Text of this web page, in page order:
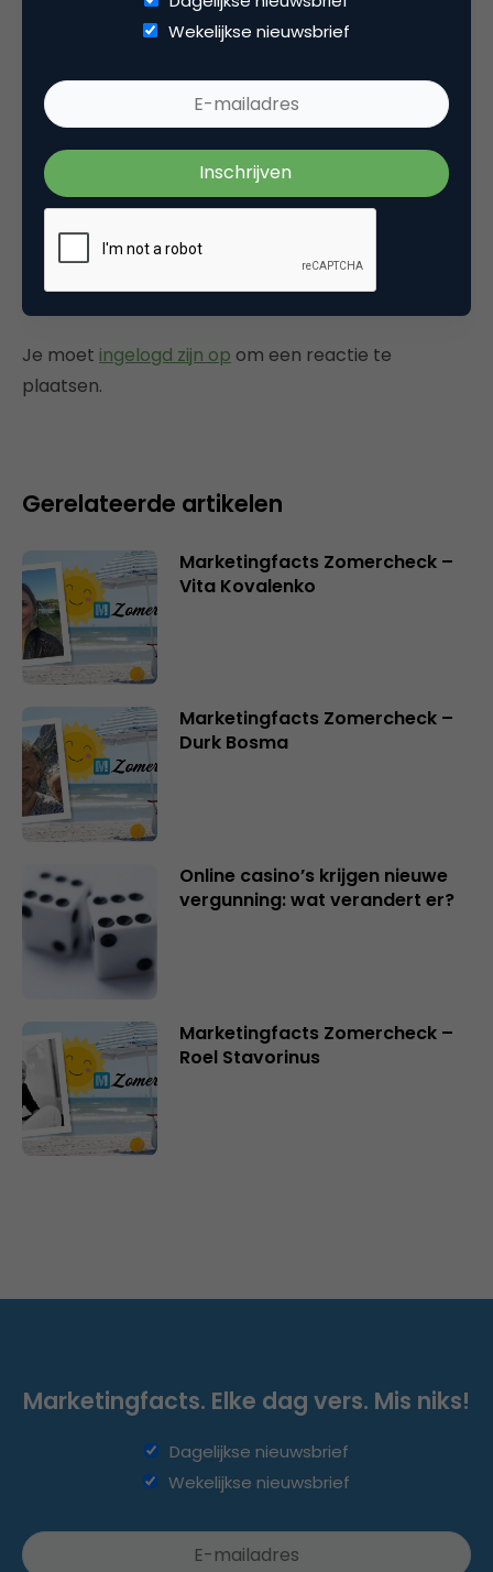
Media
Tags
linkedin
Plaats reactie
Je moet ingelogd zijn op om een reactie te
plaatsen.
Gerelateerde artikelen
Marketingfacts Zomercheck –
Vita Kovalenko
Marketingfacts Zomercheck –
Durk Bosma
Online casino’s krijgen nieuwe
vergunning: wat verandert er?
Marketingfacts Zomercheck –
Roel Stavorinus
Wekelijkse nieuwsbrief
Marketingfacts. Elke dag vers. Mis niks!
Dagelijkse nieuwsbrief
Wekelijkse nieuwsbrief